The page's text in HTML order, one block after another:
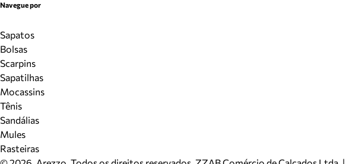
Navegue por
Sapatos
Bolsas
Scarpins
Sapatilhas
Mocassins
Tênis
Sandálias
Mules
Rasteiras